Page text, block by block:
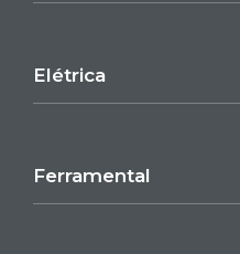
Elétrica
Ferramental